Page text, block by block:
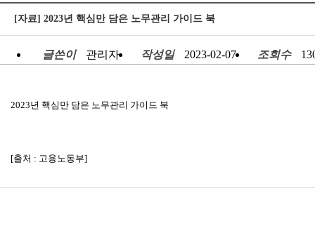
[자료] 2023년 핵심만 담은 노무관리 가이드 북
글쓴이 관리자 작성일 2023-02-07 조회수
2023년 핵심만 담은 노무관리 가이드 북
[출처 : 고용노동부]